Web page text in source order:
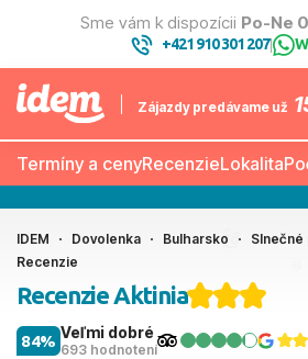
Sme vám k dispozícii Po-Ne
+421 910 301 207|
Zájazdy predávame už
Termíny a cenyRecenzieLokalita
IDEM Dovolenka Bulharsko
Recenzie
Recenzie Aktinia
Veľmi dobré
693 hodnotení
84%